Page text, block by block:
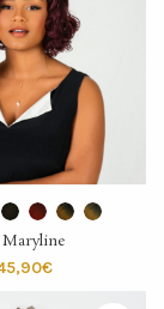
Maryline
€